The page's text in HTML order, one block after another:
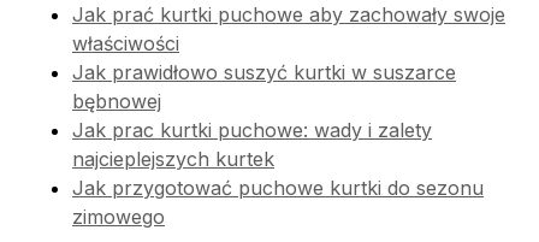
Jak prać kurtki puchowe aby zachowały swoje
właściwości
Jak prawidłowo suszyć kurtki w suszarce
bębnowej
Jak prac kurtki puchowe: wady i zalety
najcieplejszych kurtek
Jak przygotować puchowe kurtki do sezonu
zimowego